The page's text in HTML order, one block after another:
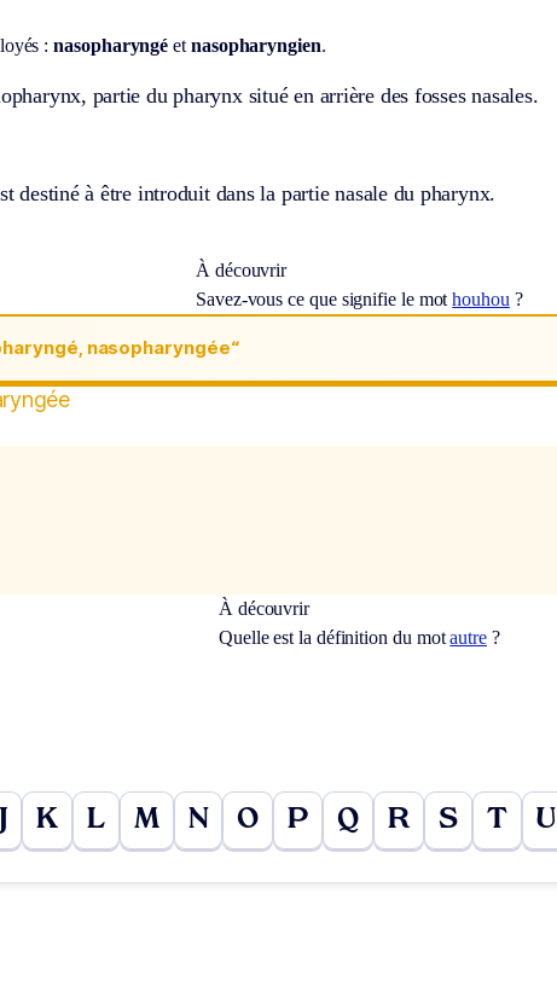
:nasopharyngé et nasopharyngien.
partie du pharynx situé en arrière des fosses nasales.
destiné à être introduit dans la partie nasale du pharynx.
À découvrir
Savez-vous ce que signifie le mothouhou ?
nasopharyngée“
À découvrir
Quelle est la définition du motautre?
J K L M N O P Q R S T U